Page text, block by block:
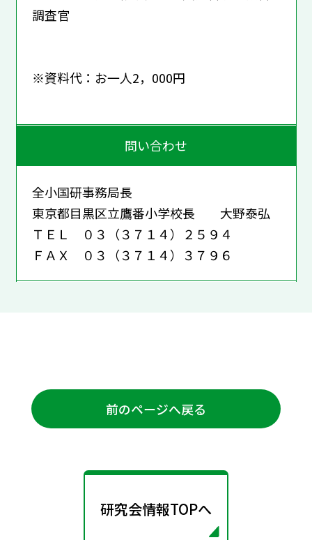
調査官
※資料代：お一人2，000円
問い合わせ
全小国研事務局長
東京都目黒区立鷹番小学校長 大野泰弘
ＴＥＬ ０３（３７１４）２５９４
ＦＡＸ ０３（３７１４）３７９６
前のページへ戻る
研究会情報TOPへ